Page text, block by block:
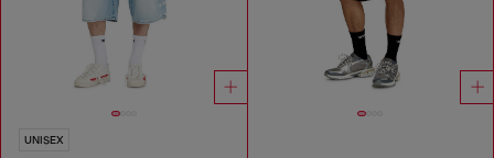
UNISEX